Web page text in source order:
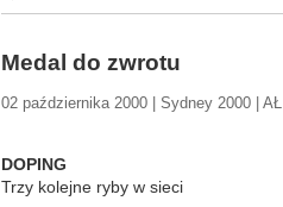
Medal do zwrotu
02 października 2000 | Sydney 2000 | AŁ
DOPING
Trzy kolejne ryby w sieci